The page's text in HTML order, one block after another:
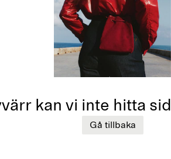
kan vi inte hitta
Gå tillbaka